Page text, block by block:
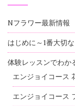
Nフラワー最新情報
はじめに～1番大切
体験レッスンでわ
エンジョイコース
エンジョイコース